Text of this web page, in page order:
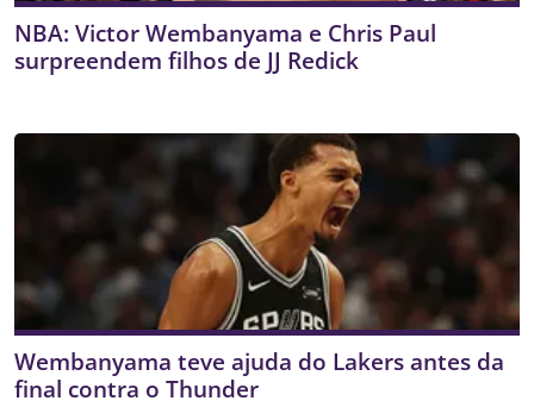
NBA: Victor Wembanyama e Chris Paul
surpreendem filhos de JJ Redick
Wembanyama teve ajuda do Lakers antes da
final contra o Thunder